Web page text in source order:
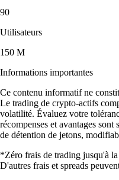
90
Utilisateurs
150 M
Informations importantes
Ce contenu informatif ne
Le trading de crypto-actifs
volatilité. Évaluez votre
récompenses et avantages
de détention de jetons,
*Zéro frais de trading jusqu'à
D'autres frais et spreads